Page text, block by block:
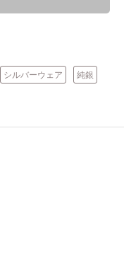
シルバーウェア 純銀